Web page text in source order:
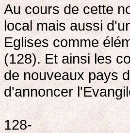
Au cours de cette
local mais aussi
Eglises comme
(128). Et ainsi les
de nouveaux pays
d'annoncer
128-